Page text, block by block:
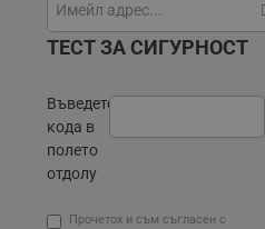
ТЕСТ ЗА СИГУРНОСТ
Въведете
кода в
полето
отдолу
Прочетох и съм съгласен с